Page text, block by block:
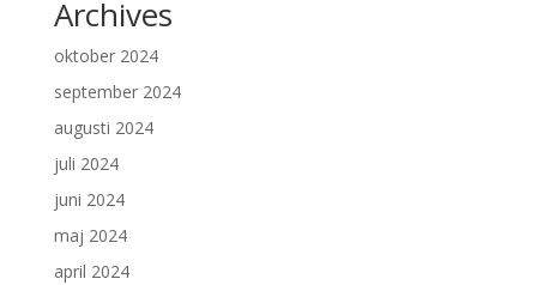
Archives
oktober 2024
september 2024
augusti 2024
juli 2024
juni 2024
maj 2024
april 2024